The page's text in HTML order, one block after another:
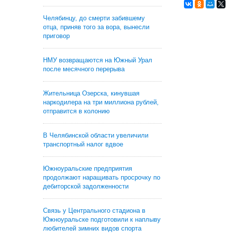
Челябинцу, до смерти забившему
отца, приняв того за вора, вынесли
приговор
НМУ возвращаются на Южный Урал
после месячного перерыва
Жительница Озерска, кинувшая
наркодилера на три миллиона рублей,
отправится в колонию
В Челябинской области увеличили
транспортный налог вдвое
Южноуральские предприятия
продолжают наращивать просрочку по
дебиторской задолженности
Связь у Центрального стадиона в
Южноуральске подготовили к наплыву
любителей зимних видов спорта